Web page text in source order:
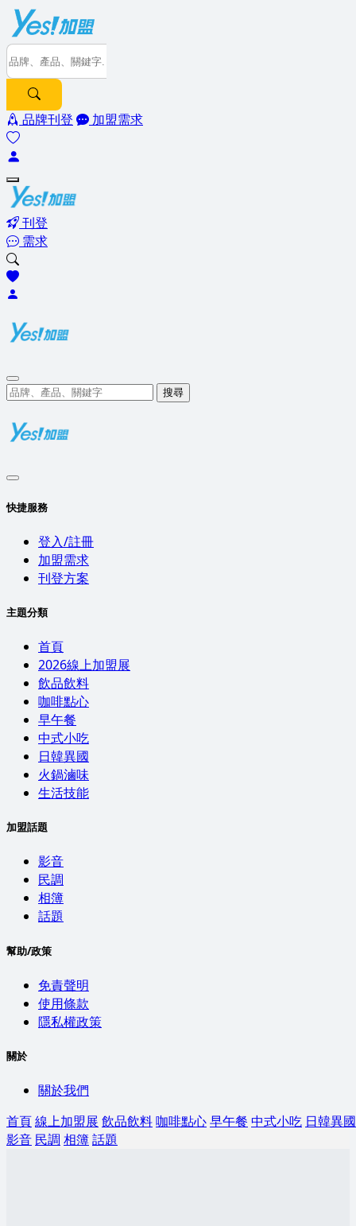
品牌刊登 加盟需求
刊登
需求
搜尋
快捷服務
登入/註冊
加盟需求
刊登方案
主題分類
首頁
2026線上加盟展
飲品飲料
咖啡點心
早午餐
中式小吃
日韓異國
火鍋滷味
生活技能
加盟話題
影音
民調
相簿
話題
幫助/政策
免責聲明
使用條款
隱私權政策
關於
關於我們
首頁線上加盟展 飲品飲料咖啡點心早午餐 中式小吃 日韓異國
影音 民調 相簿話題